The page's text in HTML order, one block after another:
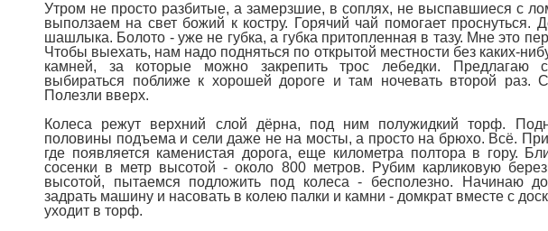
Утром не просто разбитые, а замерзшие, в соплях, не выспавшиеся с
выползаем на свет божий к костру. Горячий чай помогает проснуться.
шашлыка. Болото - уже не губка, а губка притопленная в тазу. Мне это
Чтобы выехать, нам надо подняться по открытой местности без каких-
камней, за которые можно закрепить трос лебедки. Предлагаю
выбираться поближе к хорошей дороге и там ночевать второй раз.
Полезли вверх.
Колеса режут верхний слой дёрна, под ним полужидкий торф.
половины подъема и сели даже не на мосты, а просто на брюхо. Всё.
где появляется каменистая дорога, еще километра полтора в гору.
сосенки в метр высотой - около 800 метров. Рубим карликовую
высотой, пытаемся подложить под колеса - бесполезно. Начинаю
задрать машину и насовать в колею палки и камни - домкрат вместе с
уходит в торф.